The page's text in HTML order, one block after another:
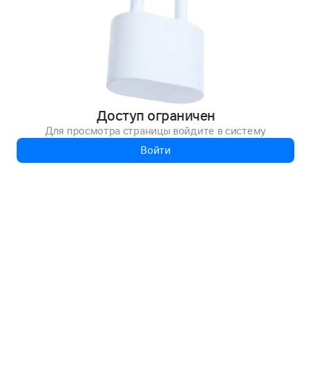
Доступ ограничен
Для просмотра страницы войдите в систему
Войти